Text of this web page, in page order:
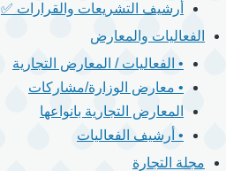
أرشيف التشريعات والقرارات ✅
الفعاليات والمعارض
• الفعاليات / المعارض التجارية
• معارض الوزارة/مشاركات
المعارض التجارية بانواعها
• أرشيف الفعاليات
مجلة التجارة